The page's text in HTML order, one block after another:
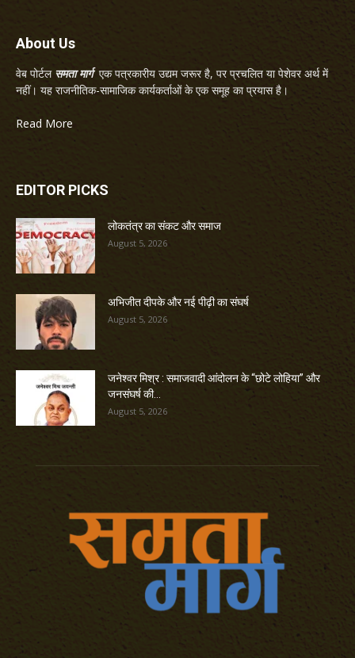
About Us
वेब पोर्टल समता मार्गएक पत्रकारीय उद्यम जरूर है, पर प्रचलित या पेशेवर अर्थ में
नहीं। यह राजनीतिक-सामाजिक कार्यकर्ताओं के एक समूह का प्रयास है।
Read More
EDITOR PICKS
लोकतंत्र का संकट और समाज
August 5, 2026
अभिजीत दीपके और नई पीढ़ी का संघर्ष
August 5, 2026
जनेश्वर मिश्र : समाजवादी आंदोलन के “छोटे लोहिया” और
जनसंघर्ष की...
August 5, 2026